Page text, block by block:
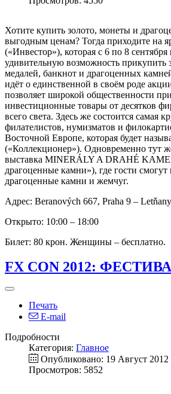
Хотите купить золото, монеты и
выгодным ценам? Тогда приходите на
(«Инвестор»), которая с 6 по 8 сентября
удивительную возможность прикупить
медалей, банкнот и драгоценных
идёт о единственной в своём роде
позволяет широкой общественности
инвестиционные товары от десятков
всего света. Здесь же состоится самая
филателистов, нумизматов и
Восточной Европе, которая будет
(«Коллекционер»). Одновременно тут
выставка MINERÁLY A DRAHÉ
драгоценные камни»), где гости смогут
драгоценные камни и жемчуг.
Адрес: Beranových 667, Praha 9 – Letňany
Открыто: 10:00 – 18:00
Билет: 80 крон. Женщины – бесплатно.
FX CON 2012:
Печать
E-mail
Подробности
Категория: Главное
Опубликовано: 19 Август 2012
Просмотров: 5852